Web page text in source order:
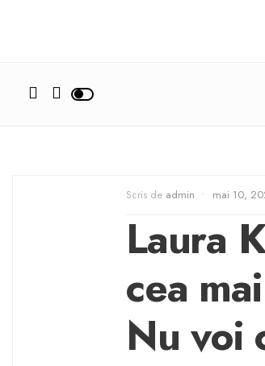
Scris de admin • mai 10,
​Laura
cea
Nu voi